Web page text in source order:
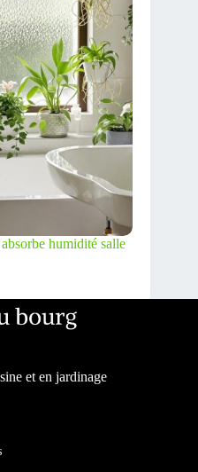
humidité salle
et en jardinage